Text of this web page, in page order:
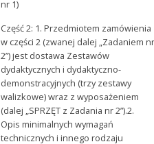
nr 1)
Część 2: 1. Przedmiotem zamówienia
w części 2 (zwanej dalej „Zadaniem
2”) jest dostawa Zestawów
dydaktycznych i dydaktyczno-
demonstracyjnych (trzy zestawy
walizkowe) wraz z wyposażeniem
(dalej „SPRZĘT z Zadania nr 2”).2.
Opis minimalnych wymagań
technicznych i innego rodzaju